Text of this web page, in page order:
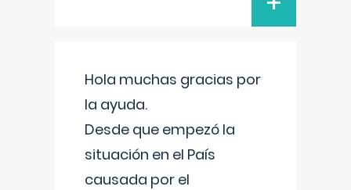
Hola muchas gracias por
la ayuda.
Desde que empezó la
situación en el País
causada por el